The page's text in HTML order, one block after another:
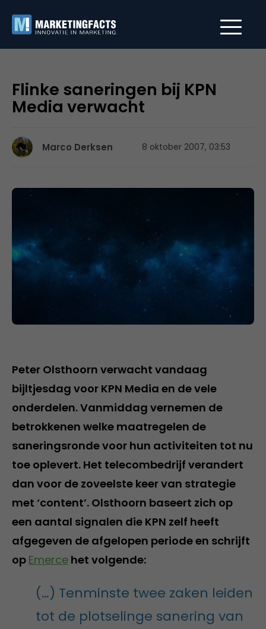
Flinke saneringen bij KPN
Media verwacht
Marco Derksen 8 oktober 2007, 03:53
Peter Olsthoorn verwacht vandaag
bijltjesdag voor KPN Media en de vele
onderdelen. Vanmiddag vernemen de
betrokkenen welke maatregelen de
saneringsronde voor hun activiteiten tot nu
toe oplevert. Het telecombedrijf verandert
dan voor de zoveelste keer van strategie
met ‘content’. Olsthoorn baseert zich op
een aantal signalen die KPN zelf heeft
afgegeven de afgelopen periode en schrijft
op Emerce het volgende:
(…) Tenminste twee zaken leiden
tot de plotselinge sanering van